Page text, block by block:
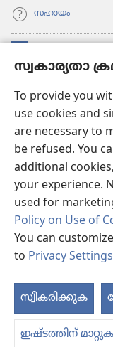
സ്വകാര്യതാ
To provide you
use cookies and
are necessary to
be refused. You
additional
your experience.
used for
Policy on Use of
You can
to Privacy Settings
സ്വീകരിക്കുക
ഇഷ്ടത്തിന് മാറ്റുക
സഹായം
പേജ്
തുറക്കുക)വാച്ച്ടവര്‍
(പുതിയ
പേജ്
തുറക്കുക)JW ഹബ്ബ്
(പുതിയ
പേജ്
തുറക്കുക)JW ലൈ​ബ്ര​റി
വാച്ച്‌ടവർ ലൈ​ബ്രറി